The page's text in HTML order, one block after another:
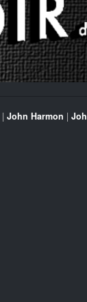
| John Harmon |